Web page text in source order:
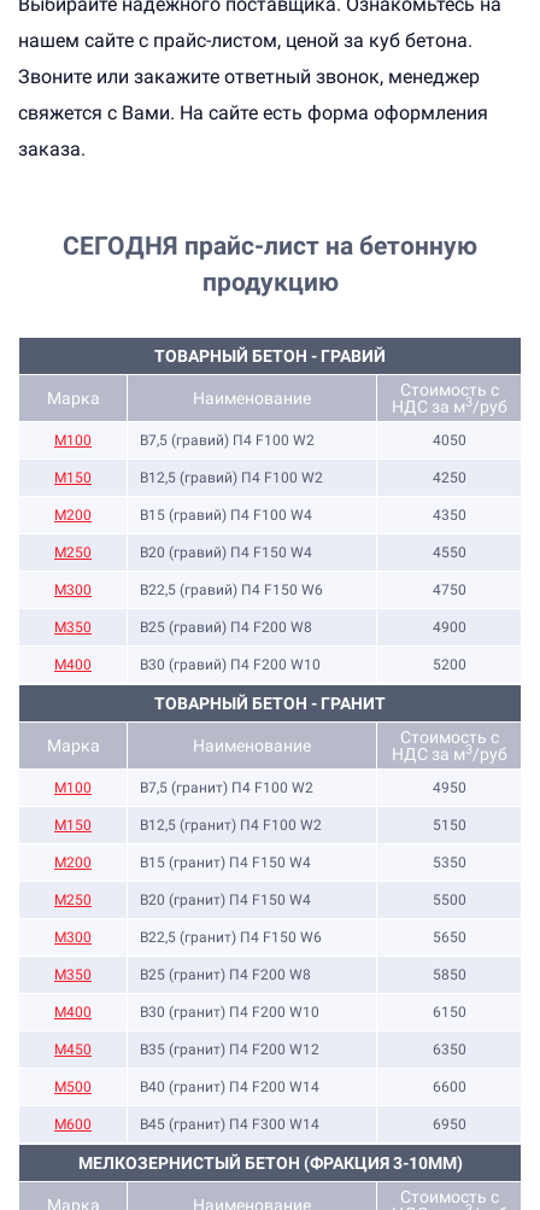
нашем сайте с прайс-листом, ценой за куб бетона.
Звоните или закажите ответный звонок, менеджер
свяжется с Вами. На сайте есть форма оформления
заказа.
СЕГОДНЯ прайс-лист на бетонную
продукцию
ТОВАРНЫЙ БЕТОН - ГРАВИЙ
Марка Наименование
Стоимость с
НДС за м3/руб
M100 B7,5 (гравий) П4 F100 W2 4050
М150 B12,5 (гравий) П4 F100 W2 4250
М200 B15 (гравий) П4 F100 W4 4350
М250 B20 (гравий) П4 F150 W4 4550
М300 B22,5 (гравий) П4 F150 W6 4750
М350 B25 (гравий) П4 F200 W8 4900
М400 B30 (гравий) П4 F200 W10 5200
ТОВАРНЫЙ БЕТОН - ГРАНИТ
Марка Наименование
Стоимость с
НДС за м3/руб
M100 B7,5 (гранит) П4 F100 W2 4950
M150 B12,5 (гранит) П4 F100 W2 5150
М200 B15 (гранит) П4 F150 W4 5350
М250 B20 (гранит) П4 F150 W4 5500
М300 B22,5 (гранит) П4 F150 W6 5650
М350 B25 (гранит) П4 F200 W8 5850
М400 B30 (гранит) П4 F200 W10 6150
М450 B35 (гранит) П4 F200 W12 6350
М500 B40 (гранит) П4 F200 W14 6600
М600 B45 (гранит) П4 F300 W14 6950
МЕЛКОЗЕРНИСТЫЙ БЕТОН (ФРАКЦИЯ 3-10ММ)
Марка Наименование
Стоимость с